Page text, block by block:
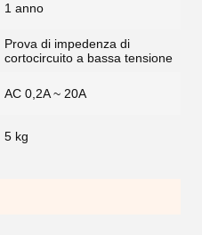
1 anno
Prova di impedenza di
cortocircuito a bassa tensione
AC 0,2A ~ 20A
5 kg